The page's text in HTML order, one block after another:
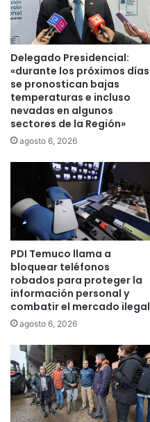
m
a
s
s
p
i
t
a
a
a
n
t
e
e
v
i
d
e
n
t
e
a
o
o
n
n
u
e
s
t
r
o
r
r
o
s
e
a
b
o
l
s
a
Delegado Presidencial:
«durante los próximos días
se pronostican bajas
temperaturas e incluso
nevadas en algunos
sectores de la Región»
agosto 6, 2026
PDI Temuco llama a
bloquear teléfonos
robados para proteger la
información personal y
combatir el mercado ilegal
agosto 6, 2026